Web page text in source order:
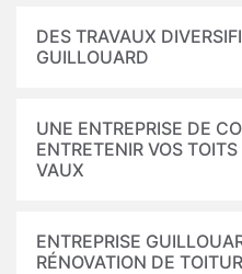
DES TRAVAUX
GUILLOUARD
UNE ENTREPRISE DE
ENTRETENIR VOS
VAUX
ENTREPRISE
RÉNOVATION DE